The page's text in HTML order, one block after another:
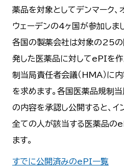
薬品を対象としてデンマーク、
ウェーデンの4ヶ国が参加しま
各国の製薬会社は対象の25の
発した医薬品に対してePIを作
制当局責任者会議（HMA）に
を求めます。各国医薬品規制
の内容を承認し公開すると、イ
全ての人が該当する医薬品の
ます。
すでに公開済みのePI一覧